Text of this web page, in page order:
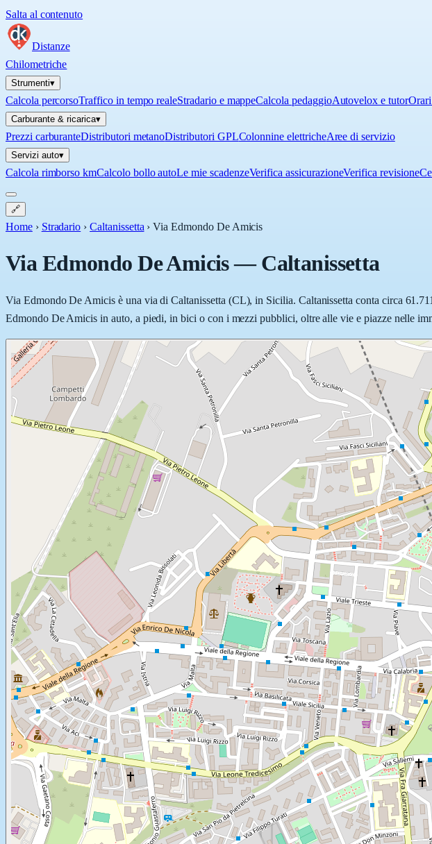
Salta al contenuto
Distanze
Chilometriche
Strumenti▾
Calcola percorsoTraffico in tempo realeStradario e mappeCalcola pedaggioAutovelox e tutor
Carburante & ricarica▾
Prezzi carburanteDistributori metanoDistributori GPLColonnine elettricheAree di servizio
Servizi auto▾
Calcola rimborso kmCalcolo bollo autoLe mie scadenzeVerifica assicurazioneVerifica revisione
🔗
Home › Stradario › Caltanissetta ›Via Edmondo De Amicis
Via Edmondo De Amicis—Caltanissetta
Via Edmondo De Amicis è una via di Caltanissetta (CL), in Sicilia. Caltanissetta conta circa
Edmondo De Amicis in auto, a piedi, in bici o con i mezzi pubblici, oltre alle vie e piazze nelle